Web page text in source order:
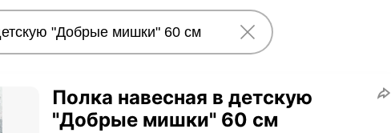
Полка навесная в детскую
"Добрые мишки" 60 см